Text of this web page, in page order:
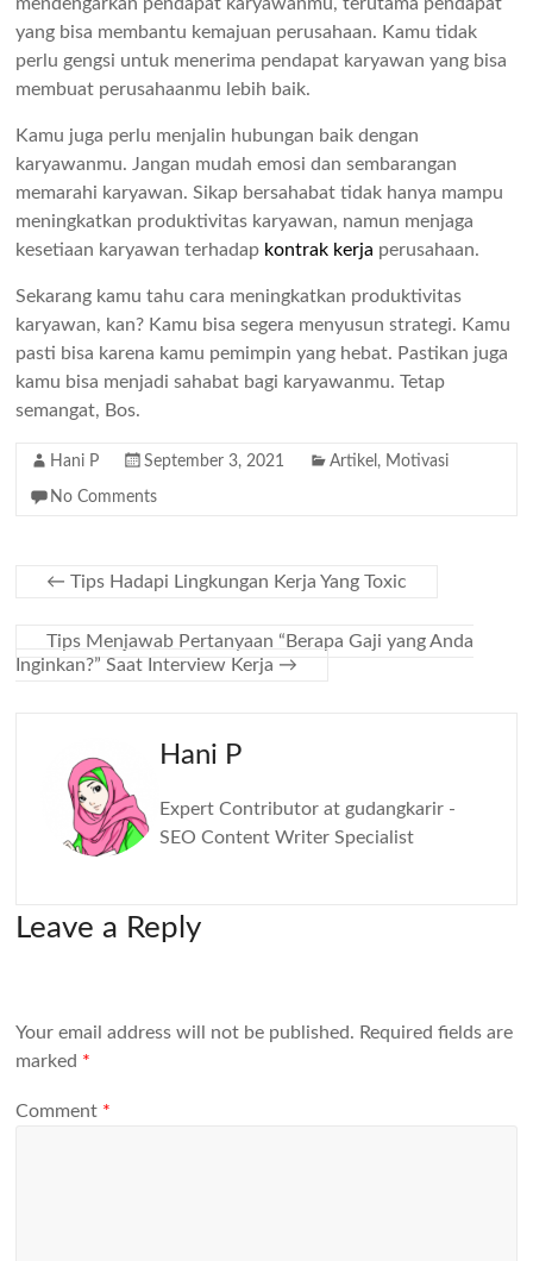
yang bisa membantu kemajuan perusahaan. Kamu tidak
perlu gengsi untuk menerima pendapat karyawan yang bisa
membuat perusahaanmu lebih baik.
Kamu juga perlu menjalin hubungan baik dengan
karyawanmu. Jangan mudah emosi dan sembarangan
memarahi karyawan. Sikap bersahabat tidak hanya mampu
meningkatkan produktivitas karyawan, namun menjaga
kesetiaan karyawan terhadap kontrak kerja perusahaan.
Sekarang kamu tahu cara meningkatkan produktivitas
karyawan, kan? Kamu bisa segera menyusun strategi. Kamu
pasti bisa karena kamu pemimpin yang hebat. Pastikan juga
kamu bisa menjadi sahabat bagi karyawanmu. Tetap
semangat, Bos.
Hani P September 3, 2021 Artikel , Motivasi
No Comments
← Tips Hadapi Lingkungan Kerja Yang Toxic
Tips Menjawab Pertanyaan “Berapa Gaji yang Anda
Inginkan?” Saat Interview Kerja →
Hani P
Expert Contributor at gudangkarir -
SEO Content Writer Specialist
Leave a Reply
Your email address will not be published. Required fields are
marked *
Comment *